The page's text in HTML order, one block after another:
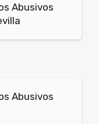
Abusivos
Abusivos